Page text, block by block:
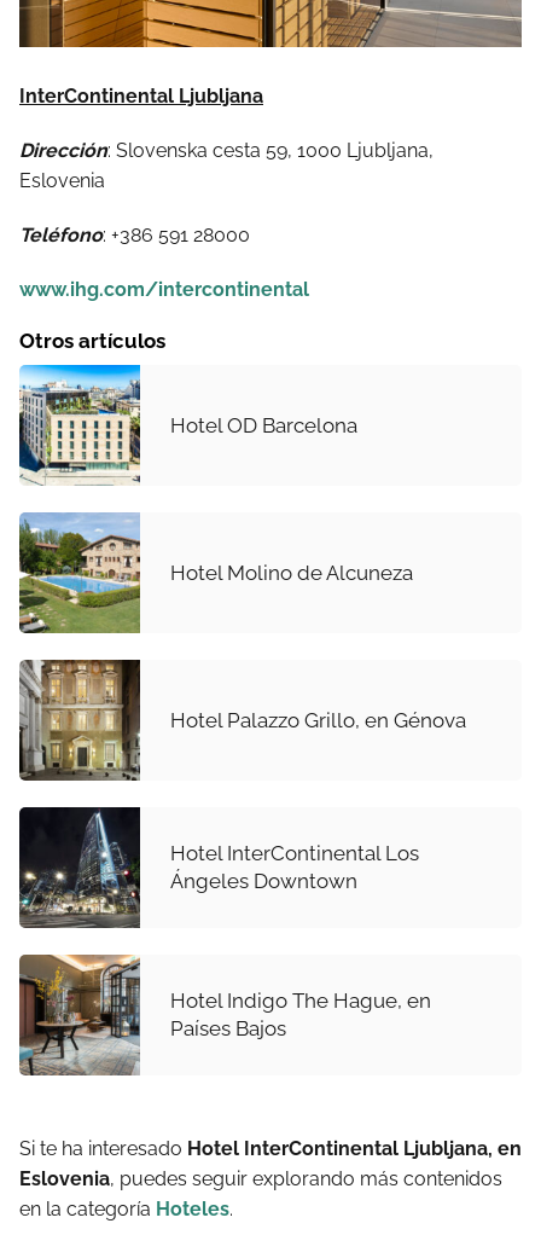
InterContinental Ljubljana
Dirección: Slovenska cesta 59, 1000 Ljubljana,
Eslovenia
Teléfono: +386 591 28000
www.ihg.com/intercontinental
Otros artículos
Hotel OD Barcelona
Hotel Molino de Alcuneza
Hotel Palazzo Grillo, en Génova
Hotel InterContinental Los
Ángeles Downtown
Hotel Indigo The Hague, en
Países Bajos
Si te ha interesado Hotel InterContinental Ljubljana, en
Eslovenia, puedes seguir explorando más contenidos
en la categoría Hoteles.